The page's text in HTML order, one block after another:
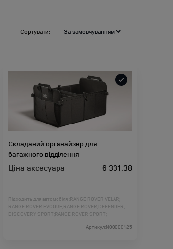
Сортувати:
Складаний органайзер для
багажного відділення
Ціна аксесуара 6 331.38
Підходить для автомобіля : RANGE ROVER VELAR;
RANGE ROVER EVOQUE; RANGE ROVER; DEFENDER;
DISCOVERY SPORT; RANGE ROVER SPORT;
RANGE ROVER SPORT L461;
Артикул:N00000125